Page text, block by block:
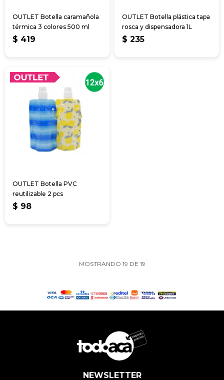
OUTLET Botella caramañola
térmica 3 colores 500 ml
$ 419
OUTLET Botella plástica tapa
rosca y dispensadora 1L
$ 235
OUTLET Botella PVC
reutilizable 2 pcs
$ 98
MOSTRANDO 19 DE 19
NEWSLETTER